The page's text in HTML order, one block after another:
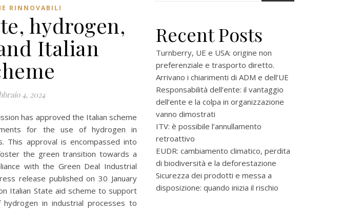
RINNOVABILI
hydrogen,
Italian
4, 2024
has approved the Italian scheme
for the use of hydrogen in
This approval is encompassed into
the green transition towards a
with the Green Deal Industrial
release published on 30 January
Italian State aid scheme to support
in industrial processes to
Recent Posts
Turnberry, UE e USA: origine non
preferenziale e trasporto diretto.
Arrivano i chiarimenti di ADM e dell’UE
Responsabilità dell’ente: il vantaggio
dell’ente e la colpa in organizzazione
vanno dimostrati
ITV: è possibile l’annullamento
retroattivo
EUDR: cambiamento climatico, perdita
di biodiversità e la deforestazione
Sicurezza dei prodotti e messa a
disposizione: quando inizia il rischio